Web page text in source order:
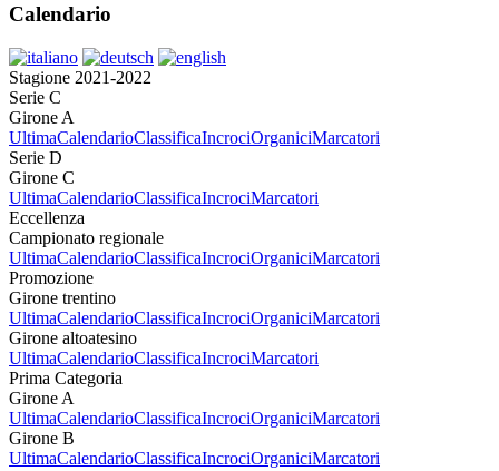
Calendario
Stagione 2021-2022
Serie C
Girone A
UltimaCalendarioClassificaIncrociOrganiciMarcatori
Serie D
Girone C
UltimaCalendarioClassificaIncrociMarcatori
Eccellenza
Campionato regionale
UltimaCalendarioClassificaIncrociOrganiciMarcatori
Promozione
Girone trentino
UltimaCalendarioClassificaIncrociOrganiciMarcatori
Girone altoatesino
UltimaCalendarioClassificaIncrociMarcatori
Prima Categoria
Girone A
UltimaCalendarioClassificaIncrociOrganiciMarcatori
Girone B
UltimaCalendarioClassificaIncrociOrganiciMarcatori